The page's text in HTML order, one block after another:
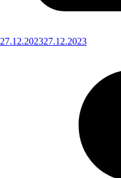
27.12.202327.12.2023